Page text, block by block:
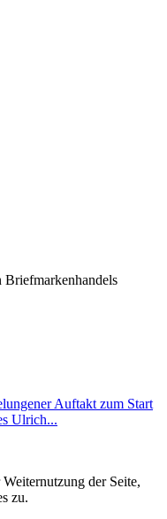
Auftakt zum Start
Ulrich...
der Seite,
zu.